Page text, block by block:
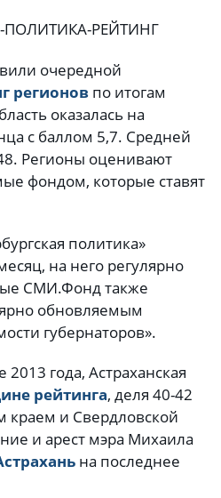
РЕЙТИНГ
очередной
регионов по итогам
оказалась на
с баллом 5,7. Средней
Регионы оценивают
фондом, которые ставят
политика»
на него регулярно
СМИ.Фонд также
обновляемым
губернаторов».
года, Астраханская
рейтинга, деля 40-42
краем и Свердловской
и арест мэра Михаила
на последнее